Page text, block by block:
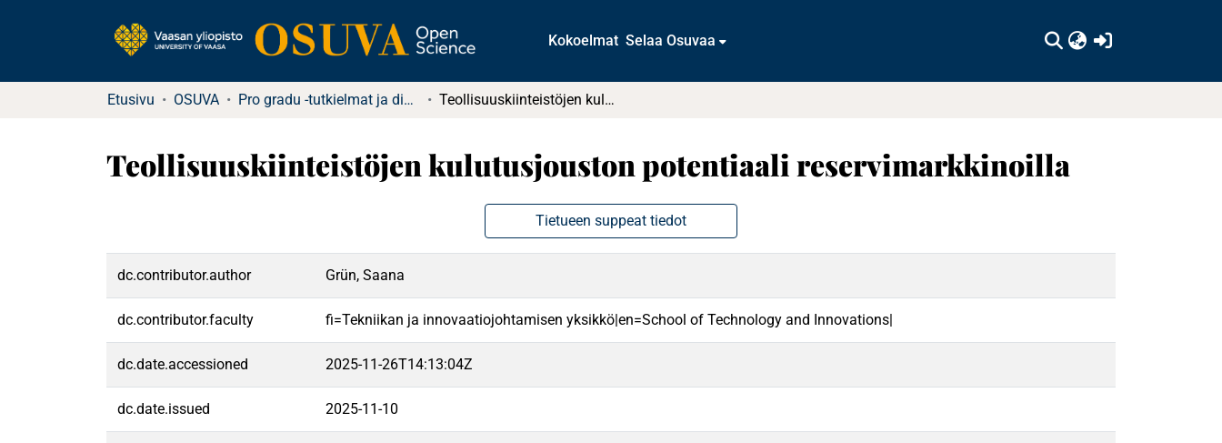
Kokoelmat Selaa Osuvaa
Etusivu OSUVA Pro gradu -tutkielmat ja diplomityöt Teollisuuskiinteistöjen kulutusjouston potentiaali reservimarkkinoilla
Teollisuuskiinteistöjen kulutusjouston potentiaali reservimarkkinoilla
Tietueen suppeat tiedot
dc.contributor.author Grün, Saana
dc.contributor.faculty fi=Tekniikan ja innovaatiojohtamisen yksikkö|en=School of Technology and Innovations|
dc.date.accessioned 2025-11-26T14:13:04Z
dc.date.issued 2025-11-10